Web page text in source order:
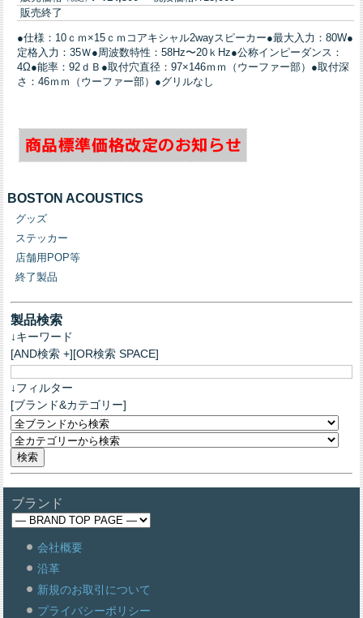
販売終了
●仕様：10ｃｍ×15ｃｍコアキシャル2wayスピーカー●最大入力：80W●
定格入力：35Ｗ●周波数特性：58Hz〜20ｋHz●公称インピーダンス：
4Ω●能率：92ｄＢ●取付穴直径：97×146ｍｍ（ウーファー部）●取付深
さ：46ｍｍ（ウーファー部）●グリルなし
BOSTON ACOUSTICS
グッズ
ステッカー
店舗用POP等
終了製品
製品検索
↓キーワード
[AND検索 +][OR検索 SPACE]
↓フィルター
[ブランド&カテゴリー]
ブランド
会社概要
沿革
新規のお取引について
プライバシーポリシー